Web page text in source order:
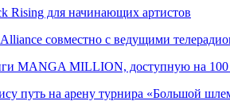
Rising для начинающих артистов
совместно с ведущими
MANGA MILLION, доступную на 100
путь на арену турнира «Большой